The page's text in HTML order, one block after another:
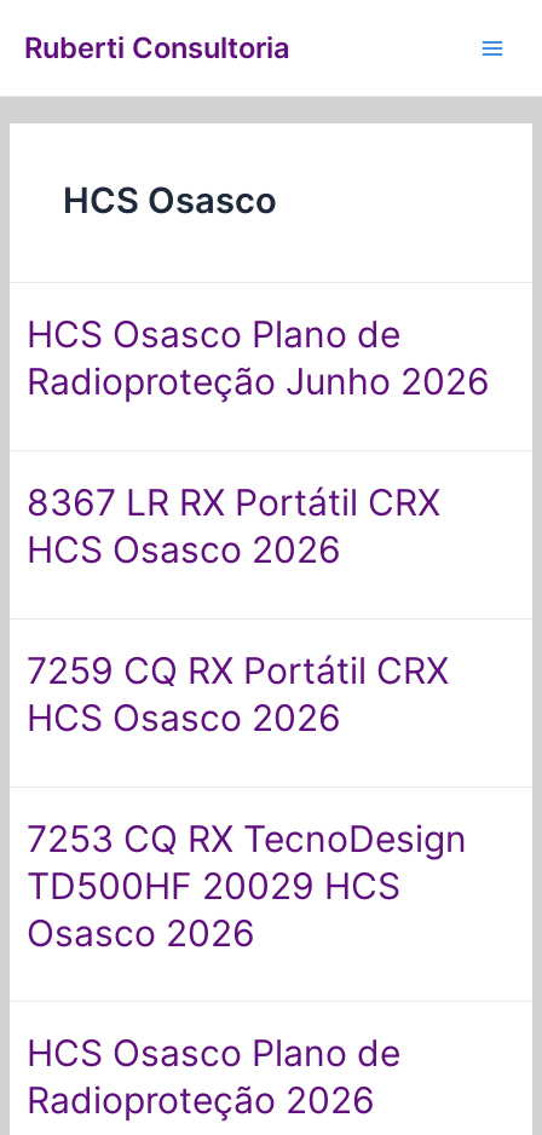
para
conteúdo
Ruberti Consultoria
HCS Osasco
HCS Osasco Plano de
Radioproteção Junho 2026
8367 LR RX Portátil CRX
HCS Osasco 2026
7259 CQ RX Portátil CRX
HCS Osasco 2026
7253 CQ RX TecnoDesign
TD500HF 20029 HCS
Osasco 2026
HCS Osasco Plano de
Radioproteção 2026
de